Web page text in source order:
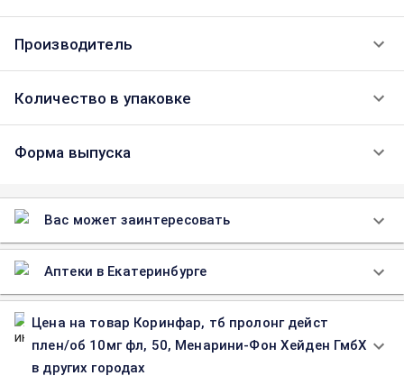
Производитель
Количество в упаковке
Форма выпуска
Вас может заинтересовать
Аптеки в Екатеринбурге
Цена на товар Коринфар, тб пролонг дейст
плен/об 10мг фл, 50, Менарини-Фон Хейден ГмбХ
в других городах